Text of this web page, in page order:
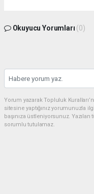
Okuyucu Yorumları (0)
Yorum yazarak Topluluk
sitesine yaptığınız yorumunuzla
başınıza üstleniyorsunuz.
sorumlu tutulamaz.